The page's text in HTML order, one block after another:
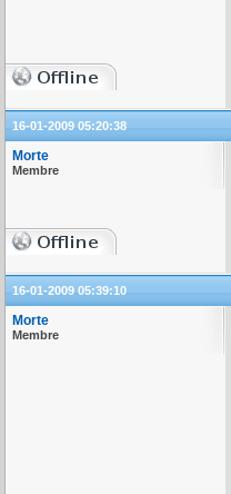
16-01-2009 05:20:38
Morte
Membre
16-01-2009 05:39:10
Morte
Membre